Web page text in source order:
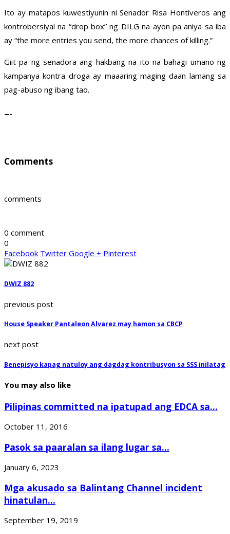
Ito ay matapos kuwestiyunin ni Senador Risa Hontiveros ang
kontrobersiyal na “drop box” ng DILG na ayon pa aniya sa iba
ay “the more entries you send, the more chances of killing.”
Giit pa ng senadora ang hakbang na ito na bahagi umano ng
kampanya kontra droga ay maaaring maging daan lamang sa
pag-abuso ng ibang tao.
—-
Comments
comments
0 comment
0
Facebook Twitter Google + Pinterest
DWIZ 882
previous post
House Speaker Pantaleon Alvarez may hamon sa CBCP
next post
Benepisyo kapag natuloy ang dagdag kontribusyon sa SSS inilatag
You may also like
Pilipinas committed na ipatupad ang EDCA sa...
October 11, 2016
Pasok sa paaralan sa ilang lugar sa...
January 6, 2023
Mga akusado sa Balintang Channel incident
hinatulan...
September 19, 2019